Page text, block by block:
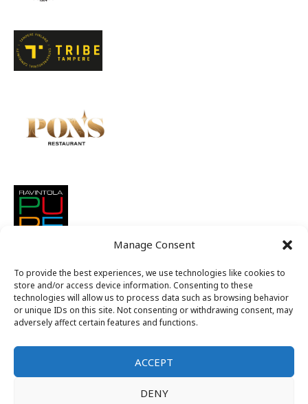
Manage Consent
To provide the best experiences, we use technologies like cookies to
store and/or access device information. Consenting to these
technologies will allow us to process data such as browsing behavior
or unique IDs on this site. Not consenting or withdrawing consent, may
adversely affect certain features and functions.
ACCEPT
DENY
Suomen nuorkauppakamarit ry